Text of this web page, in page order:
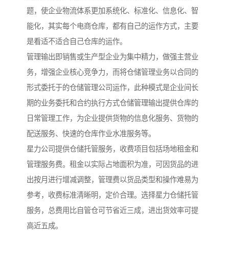
题，使企业物流体系更加系统化、标准化、信息化、智
能化，其实每个电商仓库，都有自己的运作方式，主要
是看适不适合自己仓库的运作。
管理输出即销售或生产型企业为集中精力，做强主营业
务，增强企业核心竞争力，而将仓储管理业务以合同的
形式委托于的仓储管理公司运作，此种模式是企业间长
期的业务委托和合约执行方式仓储管理输出提供仓库的
日常管理工作，为企业提供货物的信息化服务、货物的
配送服务、快速的仓库作业水准服务等。
星力公司提供仓储托管服务，收费项目包括场地租金和
管理服务费。租金以实际占地面积为准，可因货品的进
出按月进行增减调整，管理费以货品类型和操作难易为
参考，收费标准清晰明，定价合理。选择星力仓储托管
服务，总费用比自管仓可节省近三成，进出货效率可提
高近五成。